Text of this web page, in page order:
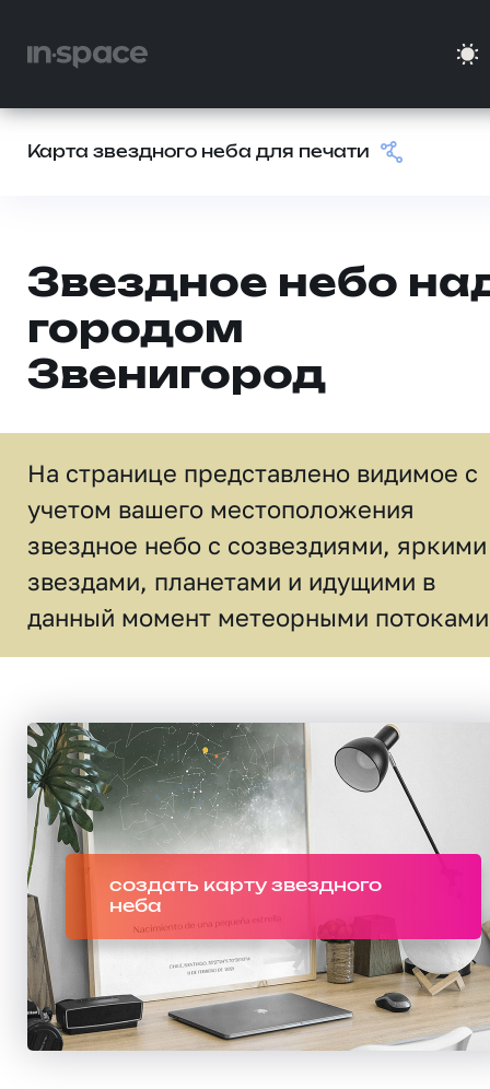
Карта звездного неба для печати
Звездное небо
городом
Звенигород
На странице представлено видимое c
учетом вашего местоположения
звездное небо c созвездиями, яркими
звездами, планетами и идущими в
данный момент метеорными
создать карту звездного
неба